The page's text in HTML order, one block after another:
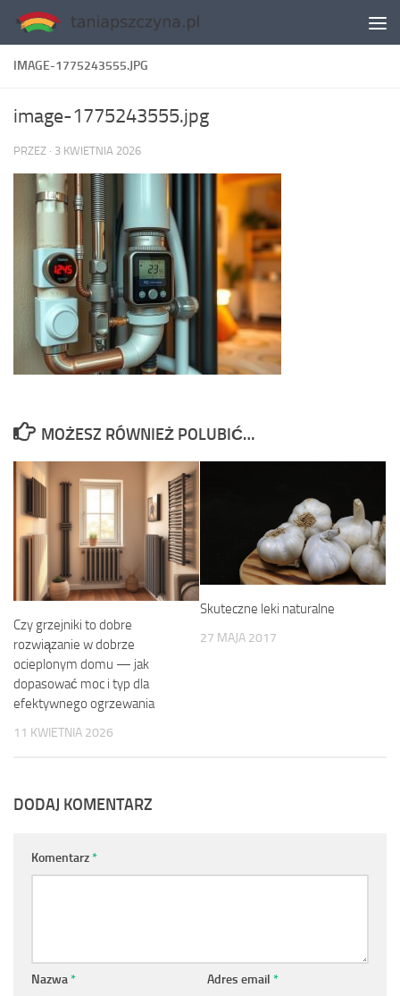
Skip to content
IMAGE-1775243555.JPG
image-1775243555.jpg
PRZEZ · 3 KWIETNIA 2026
MOŻESZ RÓWNIEŻ POLUBIĆ…
Czy grzejniki to dobre
rozwiązanie w dobrze
ocieplonym domu — jak
dopasować moc i typ dla
efektywnego ogrzewania
11 KWIETNIA 2026
Skuteczne leki naturalne
27 MAJA 2017
DODAJ KOMENTARZ
Komentarz*
Nazwa* Adres email *